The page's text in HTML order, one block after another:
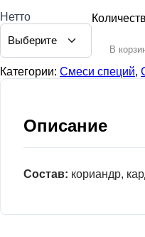
Нетто
В
Категории: Смеси специй,
Описание
Состав: кориандр,